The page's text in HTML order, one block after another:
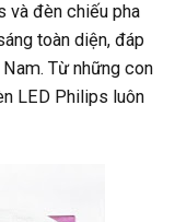
và đèn chiếu pha
toàn diện, đáp
Từ những con
LED Philips luôn